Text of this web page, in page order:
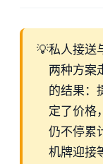
💡私人接送
两种方案
的结果：
定了价格
仍不停累
机牌迎接